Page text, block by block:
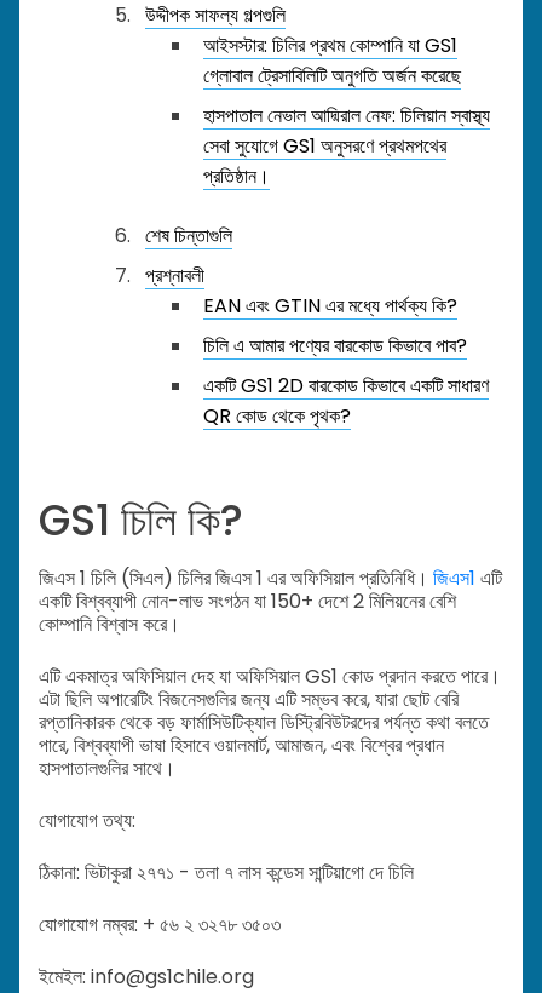
উদ্দীপক সাফল্য গল্পগুলি
আইসস্টার: চিলির প্রথম কোম্পানি যা GS1
গ্লোবাল ট্রেসাবিলিটি অনুগতি অর্জন করেছে
হাসপাতাল নেভাল আদ্মিরাল নেফ: চিলিয়ান স্বাস্থ্য
সেবা সুযোগে GS1 অনুসরণে প্রথমপথের
প্রতিষ্ঠান।
শেষ চিন্তাগুলি
প্রশ্নাবলী
EAN এবং GTIN এর মধ্যে পার্থক্য কি?
চিলি এ আমার পণ্যের বারকোড কিভাবে পাব?
একটি GS1 2D বারকোড কিভাবে একটি সাধারণ
QR কোড থেকে পৃথক?
GS1 চিলি কি?
জিএস 1 চিলি (সিএল) চিলির জিএস 1 এর অফিসিয়াল প্রতিনিধি। জিএস1 এটি
একটি বিশ্বব্যাপী নোন-লাভ সংগঠন যা 150+ দেশে 2 মিলিয়নের বেশি
কোম্পানি বিশ্বাস করে।
এটি একমাত্র অফিসিয়াল দেহ যা অফিসিয়াল GS1 কোড প্রদান করতে পারে।
এটা ছিলি অপারেটিং বিজনেসগুলির জন্য এটি সম্ভব করে, যারা ছোট বেরি
রপ্তানিকারক থেকে বড় ফার্মাসিউটিক্যাল ডিস্ট্রিবিউটরদের পর্যন্ত কথা বলতে
পারে, বিশ্বব্যাপী ভাষা হিসাবে ওয়ালমার্ট, আমাজন, এবং বিশ্বের প্রধান
হাসপাতালগুলির সাথে।
যোগাযোগ তথ্য:
ঠিকানা: ভিটাকুরা ২৭৭১ - তলা ৭ লাস কন্ডেস সান্টিয়াগো দে চিলি
যোগাযোগ নম্বর: + ৫৬ ২ ৩২৭৮ ৩৫০৩
ইমেইল: info@gs1chile.org